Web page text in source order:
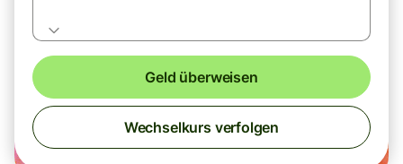
Geld überweisen
Wechselkurs verfolgen